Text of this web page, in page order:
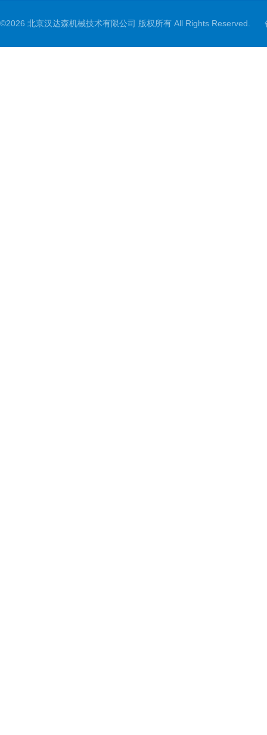
©2026 北京汉达森机械技术有限公司 版权所有 All Rights Reserved.